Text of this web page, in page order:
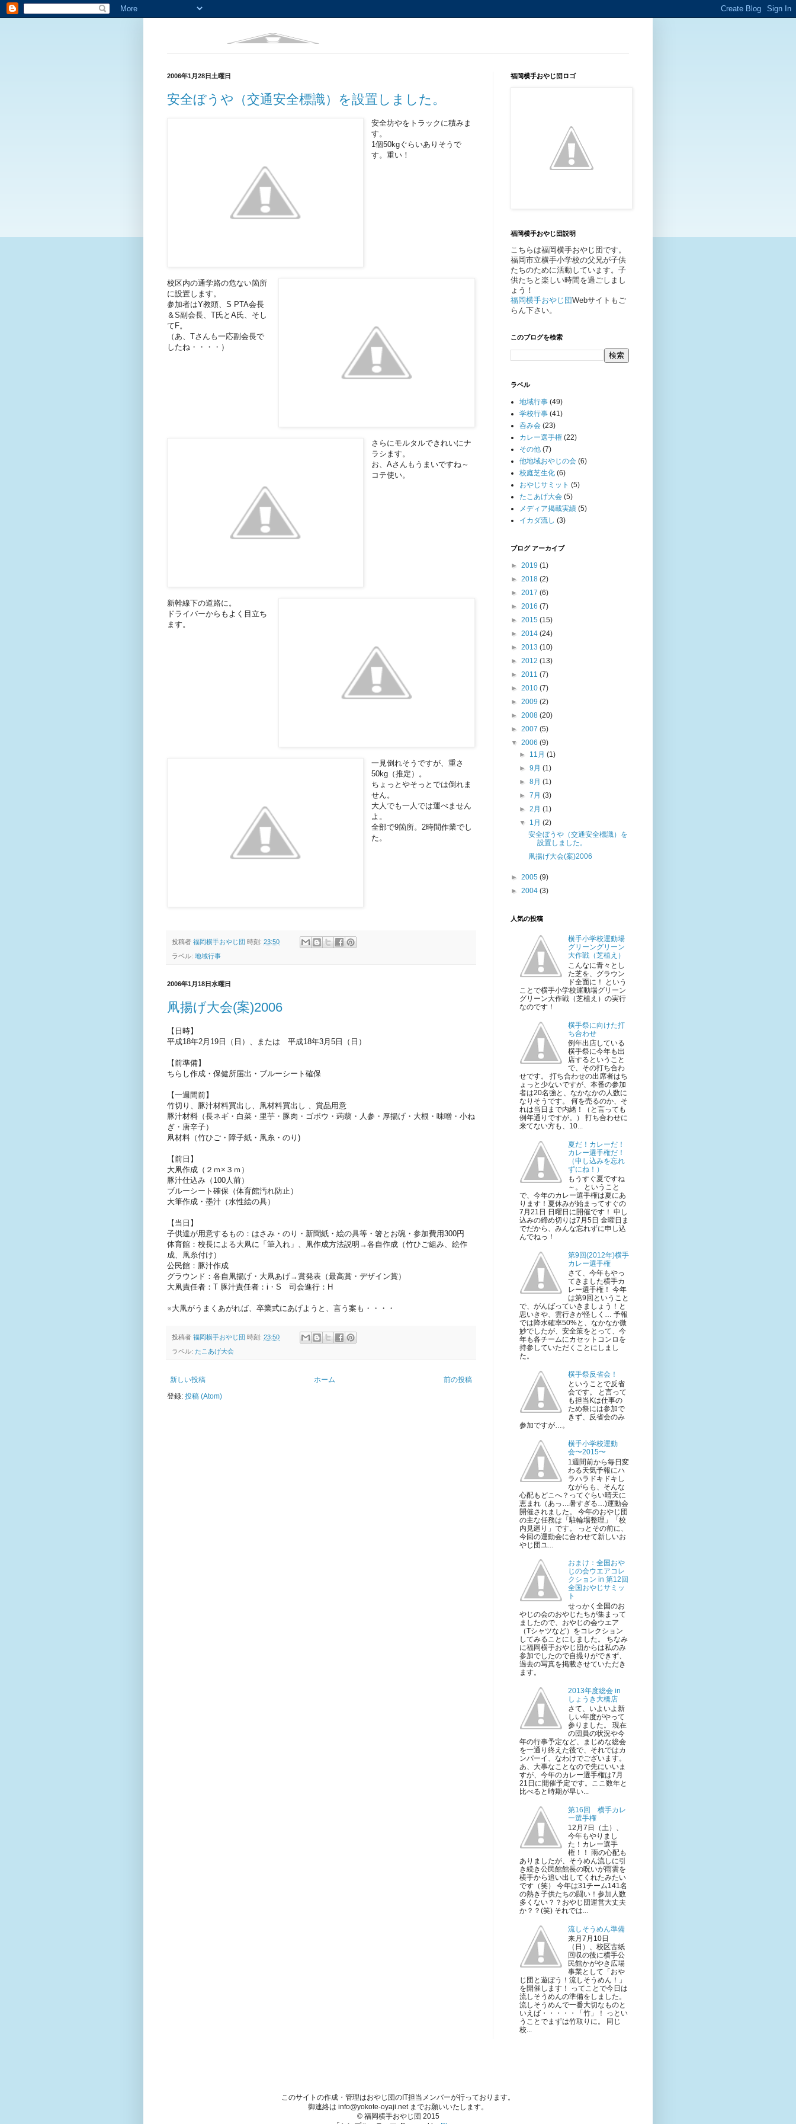
2006年1月28日土曜日
安全ぼうや（交通安全標識）を設置しました。
安全坊やをトラックに積みま
す。
1個50kgぐらいありそうで
す。重い！
校区内の通学路の危ない箇所
に設置します。
参加者はY教頭、S PTA会長
＆S副会長、T氏とA氏、そし
てF。
（あ、Tさんも一応副会長で
したね・・・・）
さらにモルタルできれいにナ
ラシます。
お、Aさんもうまいですね～
コテ使い。
新幹線下の道路に。
ドライバーからもよく目立ち
ます。
一見倒れそうですが、重さ
50kg（推定）。
ちょっとやそっとでは倒れま
せん。
大人でも一人では運べません
よ。
全部で9箇所。2時間作業でし
た。
投稿者 福岡横手おやじ団 時刻: 23:50
ラベル: 地域行事
2006年1月18日水曜日
凧揚げ大会(案)2006
【日時】
平成18年2月19日（日）、または 平成18年3月5日（日）
【前準備】
ちらし作成・保健所届出・ブルーシート確保
【一週間前】
竹切り、豚汁材料買出し、凧材料買出し 、賞品用意
豚汁材料（長ネギ・白菜・里芋・豚肉・ゴボウ・蒟蒻・人参・厚揚げ・大根・味噌・小ね
ぎ・唐辛子）
凧材料（竹ひご・障子紙・凧糸・のり)
【前日】
大凧作成（２ｍ×３ｍ）
豚汁仕込み（100人前）
ブルーシート確保（体育館汚れ防止）
大筆作成・墨汁（水性絵の具）
【当日】
子供達が用意するもの：はさみ・のり・新聞紙・絵の具等・箸とお碗・参加費用300円
体育館：校長による大凧に「筆入れ」、凧作成方法説明→各自作成（竹ひご組み、絵作
成、凧糸付け）
公民館：豚汁作成
グラウンド：各自凧揚げ・大凧あげ→賞発表（最高賞・デザイン賞）
大凧責任者：T 豚汁責任者：i・S 司会進行：H
※大凧がうまくあがれば、卒業式にあげようと、言う案も・・・・
投稿者 福岡横手おやじ団 時刻: 23:50
ラベル: たこあげ大会
新しい投稿 前の投稿
ホーム
登録: 投稿 (Atom)
福岡横手おやじ団ロゴ
福岡横手おやじ団説明
こちらは福岡横手おやじ団です。
福岡市立横手小学校の父兄が子供
たちのために活動しています。子
供たちと楽しい時間を過ごしまし
ょう！
福岡横手おやじ団Webサイトもご
らん下さい。
このブログを検索
ラベル
地域行事 (49)
学校行事 (41)
呑み会 (23)
カレー選手権 (22)
その他 (7)
他地域おやじの会 (6)
校庭芝生化 (6)
おやじサミット (5)
たこあげ大会 (5)
メディア掲載実績 (5)
イカダ流し (3)
ブログ アーカイブ
► 2019 (1)
► 2018 (2)
► 2017 (6)
► 2016 (7)
► 2015 (15)
► 2014 (24)
► 2013 (10)
► 2012 (13)
► 2011 (7)
► 2010 (7)
► 2009 (2)
► 2008 (20)
► 2007 (5)
▼ 2006 (9)
► 11月(1)
►9月(1)
►8月(1)
►7月(3)
►2月(1)
▼ 1月(2)
安全ぼうや（交通安全標識）を
設置しました。
凧揚げ大会(案)2006
► 2005 (9)
► 2004 (3)
人気の投稿
横手小学校運動場
グリーングリーン
大作戦（芝植え）
こんなに青々とし
た芝を、グラウン
ド全面に！ という
ことで横手小学校運動場グリーン
グリーン大作戦（芝植え）の実行
なのです！
横手祭に向けた打
ち合わせ
例年出店している
横手祭に今年も出
店するということ
で、その打ち合わ
せです。 打ち合わせの出席者はち
ょっと少ないですが、本番の参加
者は20名強と、なかなかの人数に
なりそうです。 何を売るのか、そ
れは当日まで内緒！（と言っても
例年通りですが。） 打ち合わせに
来てない方も、10...
夏だ！カレーだ！
カレー選手権だ！
（申し込みを忘れ
ずにね！）
もうすぐ夏ですね
～。 ということ
で、今年のカレー選手権は夏にあ
ります！夏休みが始まってすぐの
7月21日 日曜日に開催です！ 申し
込みの締め切りは7月5日 金曜日ま
でだから、みんな忘れずに申し込
んでねっ！
第9回(2012年)横手
カレー選手権
さて、今年もやっ
てきました横手カ
レー選手権！ 今年
は第9回ということ
で、がんばっていきましょう！と
思いきや、雲行きが怪しく… 予報
では降水確率50%と、なかなか微
妙でしたが、安全策をとって、今
年も各チームにカセットコンロを
持参していただくことにしまし
た。
横手祭反省会！
ということで反省
会です。 と言って
も担当Kは仕事の
ため祭には参加で
きず、反省会のみ
参加ですが…。
横手小学校運動
会〜2015〜
1週間前から毎日変
わる天気予報にハ
ラハラドキドキし
ながらも、そんな
心配もどこへ？ってぐらい晴天に
恵まれ（あっ…暑すぎる…)運動会
開催されました。 今年のおやじ団
の主な任務は「駐輪場整理」「校
内見廻り」です。 っとその前に、
今回の運動会に合わせて新しいお
やじ団ユ...
おまけ：全国おや
じの会ウエアコレ
クション in 第12回
全国おやじサミッ
ト
せっかく全国のお
やじの会のおやじたちが集まって
ましたので、おやじの会ウエア
（Tシャツなど）をコレクション
してみることにしました。 ちなみ
に福岡横手おやじ団からは私のみ
参加でしたので自撮りができず、
過去の写真を掲載させていただき
ます。
2013年度総会 in
しょうき大橋店
さて、いよいよ新
しい年度がやって
参りました。 現在
の団員の状況や今
年の行事予定など、まじめな総会
を一通り終えた後で、それではカ
ンパーイ、なわけでございます。
あ、大事なことなので先にいいま
すが、今年のカレー選手権は7月
21日に開催予定です。ここ数年と
比べると時期が早い...
第16回 横手カレ
ー選手権
12月7日（土）、
今年もやりまし
た！カレー選手
権！！ 雨の心配も
ありましたが、そうめん流しに引
き続き公民館館長の呪いが雨雲を
横手から追い出してくれたみたい
です（笑） 今年は31チーム141名
の熱き子供たちの闘い！参加人数
多くない？？おやじ団運営大丈夫
か？？(笑) それでは...
流しそうめん準備
来月7月10日
（日）、校区古紙
回収の後に横手公
民館かがやき広場
事業として「おや
じ団と遊ぼう！流しそうめん！」
を開催します！ ってことで今日は
流しそうめんの準備をしました。
流しそうめんで一番大切なものと
いえば・・・・・「竹」！ っとい
うことでまずは竹取りに。 同じ
校...
このサイトの作成・管理はおやじ団のIT担当メンバーが行っております。
御連絡は info@yokote-oyaji.net までお願いいたします。
© 福岡横手おやじ団 2015